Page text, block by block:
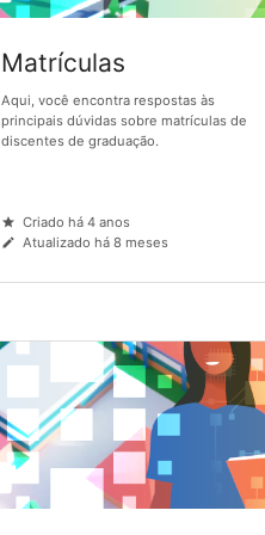
Matrículas
Aqui, você encontra respostas às
principais dúvidas sobre matrículas de
discentes de graduação.
Criado há 4 anos
Atualizado há 8 meses